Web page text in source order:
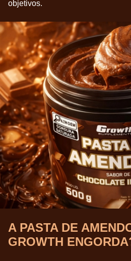
objetivos.
A PASTA DE
GROWTH